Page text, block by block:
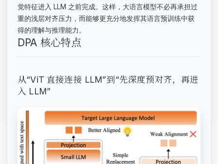
觉特征进入 LLM 之前完成。这样，大语言模型不必再承担过
重的浅层对齐压力，而能够更充分地发挥其语言预训练中获
得的理解与推理能力。
DPA 核心特点
从“ViT 直接连接 LLM”到“先深度预对齐，再进
入 LLM”